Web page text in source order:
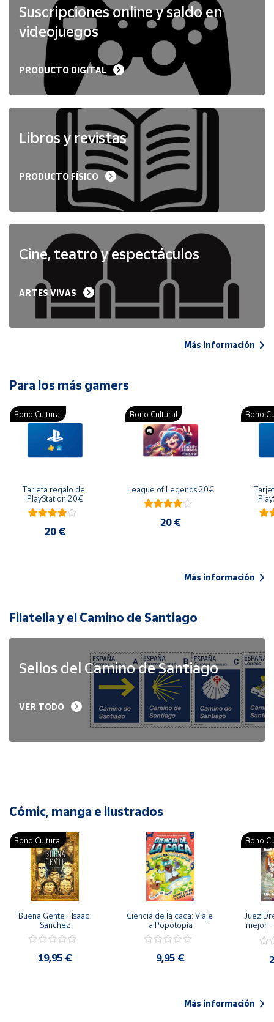
Ubicación
Península
Baleares
Melilla
Suscripciones online y saldo en
videojuegos
PRODUCTO DIGITAL
Libros y revistas
PRODUCTO FÍSICO
Cine, teatro y espectáculos
ARTES VIVAS
Más información
Para los más gamers
Bono Cultural
Tarjeta regalo de
PlayStation 20€
20 €
Bono Cultural
League of Legends 20€
20 €
Bono
Más información
Filatelia y el Camino de Santiago
Sellos del Camino de Santiago
VER TODO
Cómic, manga e ilustrados
Bono Cultural
Buena Gente - Isaac
Sánchez
19,95 €
Ciencia de la caca: Viaje
a Popotopía
9,95 €
Bono
Juez
mejor -
Más información